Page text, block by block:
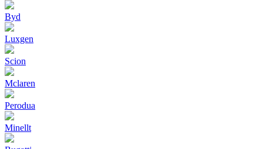
Byd
Luxgen
Scion
Mclaren
Perodua
Minellt